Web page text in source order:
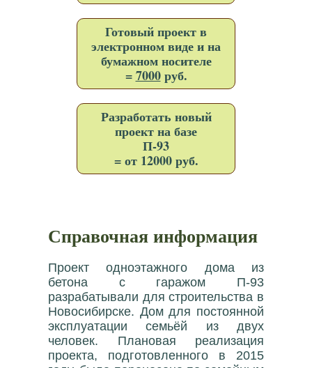
Готовый проект в
электронном виде и на
бумажном носителе
=7000руб.
Разработать новый
проект на базе
П-93
= от 12000 руб.
Справочная информация
Проект одноэтажного дома из
бетона с гаражом П-93
разрабатывали для строительства в
Новосибирске. Дом для постоянной
эксплуатации семьёй из двух
человек. Плановая реализация
проекта, подготовленного в 2015